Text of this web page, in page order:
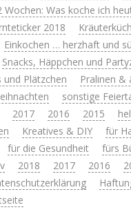
Wochen: Was koche ich
2018
Einkochen … herzhaft und
Snacks, Häppchen und
und Plätzchen Pralinen &
sonstige
2017 2016 2015
Kreatives & DIY für
für die Gesundheit fürs
2018 2017 2016